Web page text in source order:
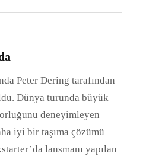
Peter Dering tarafından
Dünya turunda büyük
deneyimleyen
iyi bir taşıma çözümü
lansmanı yapılan